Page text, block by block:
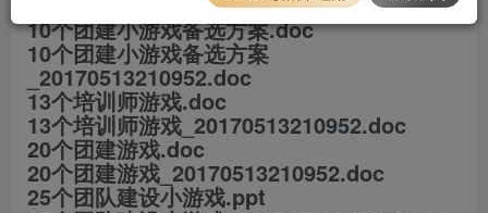
10个团建小游戏备选方案.doc
10个团建小游戏备选方案
_20170513210952.doc
13个培训师游戏.doc
13个培训师游戏_20170513210952.doc
20个团建游戏.doc
20个团建游戏_20170513210952.doc
25个团队建设小游戏.ppt